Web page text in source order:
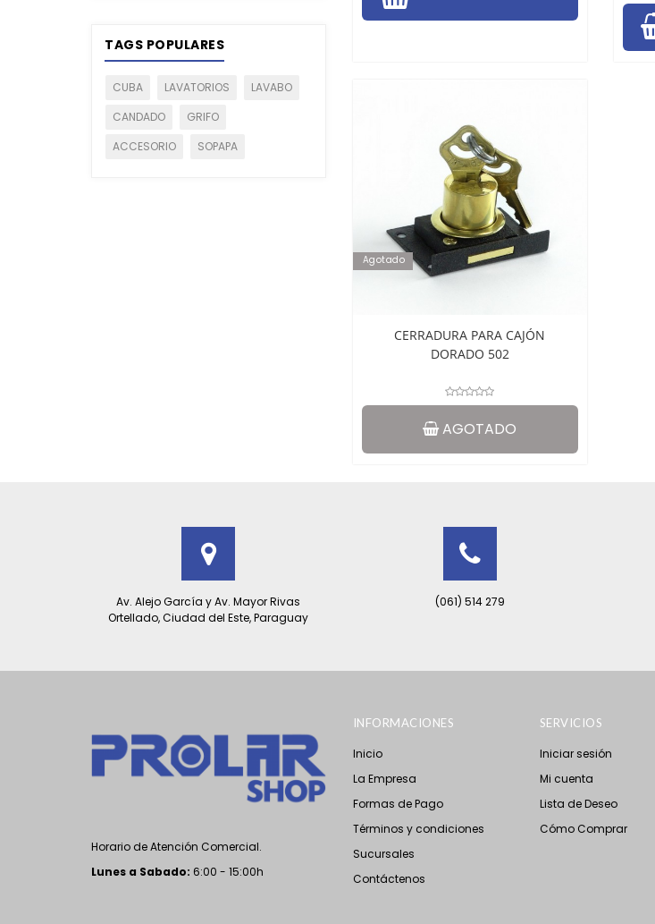
Agotado
CERRADURA PARA CAJÓN
DORADO 502
AGOTADO
TAGS POPULARES
CUBA LAVATORIOS
LAVABO
CANDADO
GRIFO
ACCESORIO
SOPAPA
Av. Alejo García y Av. Mayor Rivas
Ortellado, Ciudad del Este, Paraguay
(061) 514 279
Horario de Atención Comercial.
Lunes a Sabado: 6:00 - 15:00h
INFORMACIONES
Inicio
La Empresa
Formas de Pago
Términos y condiciones
Sucursales
Contáctenos
SERVICIOS
Iniciar sesión
Mi cuenta
Lista de Deseo
Cómo Comprar